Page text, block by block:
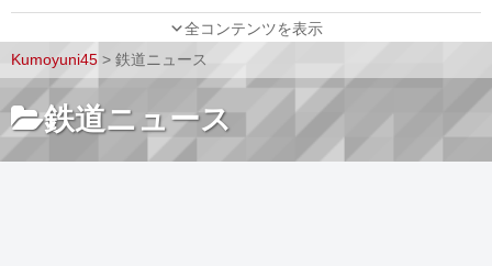
全コンテンツを表示
車両技術 路線探訪
ルール サイトについて
Kumoyuni45 > 鉄道ニュース
鉄道ニュース